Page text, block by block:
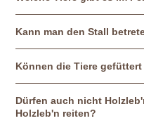
Kann man den Stall
Können die Tiere gefüttert
Dürfen auch nicht
Holzleb'n reiten?